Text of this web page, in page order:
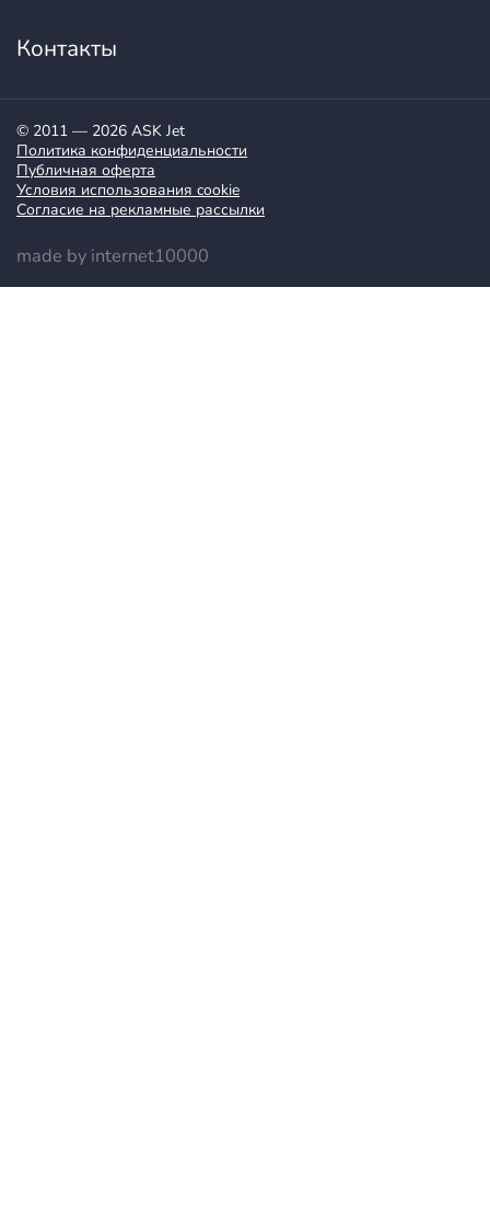
Контакты
© 2011 — 2026 ASK Jet
Политика конфиденциальности
Публичная оферта
Условия использования cookie
Согласие на рекламные рассылки
made by internet10000